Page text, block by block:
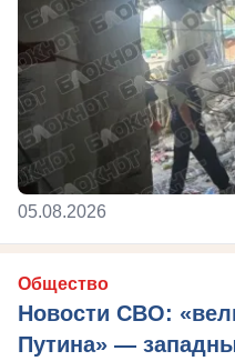
05.08.2026
Общество
Новости СВО:
Путина» —